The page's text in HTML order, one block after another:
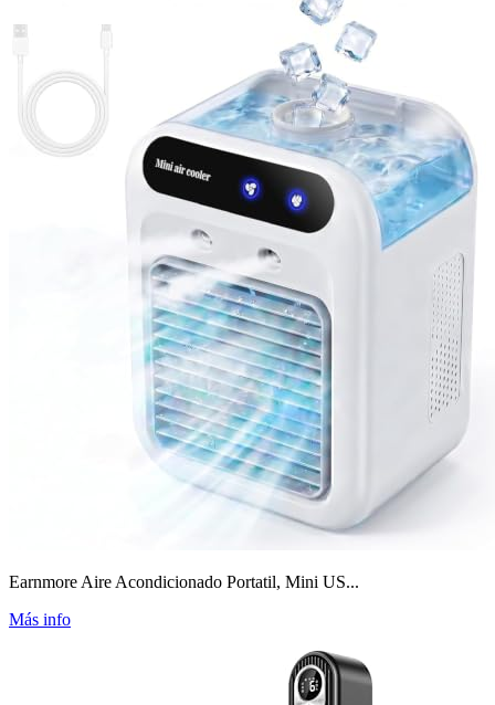
Earnmore Aire Acondicionado Portatil, Mini US...
Más info